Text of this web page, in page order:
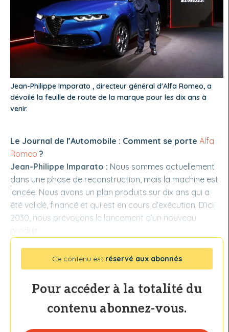
Jean-Philippe Imparato , directeur général d'Alfa Romeo, a
dévoilé la feuille de route de la marque pour les dix ans à
venir.
Le Journal de l’Automobile : Comment se porte Alfa
Romeo ?
Jean-Philippe Imparato : Nous sommes actuellement
dans une phase de reconstruction, mais la machine est
lancée. Nous avons un plan produits sur dix ans qui a
été validé, financé et qui est en cours d’exécution. D’ici
2030, nous prévoyons le lancement d’un nouveau
produit
Ce contenu est réservé aux abonnés
Pour accéder à la totalité du
contenu abonnez-vous.